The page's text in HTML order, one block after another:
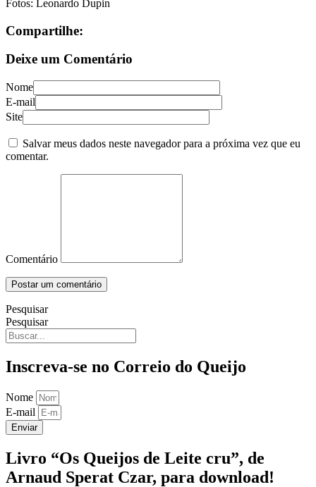
Fotos: Leonardo Dupin
Compartilhe:
Deixe um Comentário
Nome
E-mail
Site
Salvar meus dados neste navegador para a próxima vez que eu
comentar.
Comentário
Pesquisar
Pesquisar
Inscreva-se no Correio do Queijo
Nome
E-mail
Enviar
Livro “Os Queijos de Leite cru”, de
Arnaud Sperat Czar, para download!